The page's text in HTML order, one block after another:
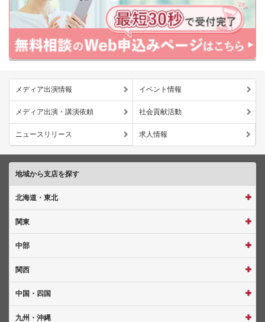
メディア出演情報 イベント情報
メディア出演・講演依頼 社会貢献活動
ニュースリリース 求人情報
地域から支店を探す
北海道・東北
関東
中部
関西
中国・四国
九州・沖縄